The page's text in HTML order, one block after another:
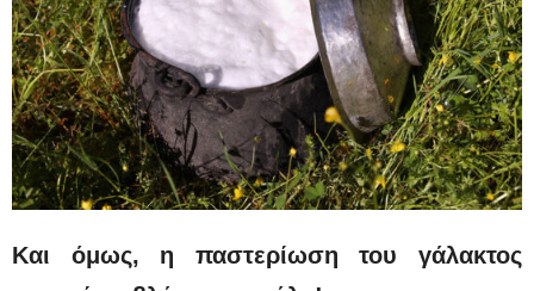
Και όμως, η παστερίωση του γάλακτος